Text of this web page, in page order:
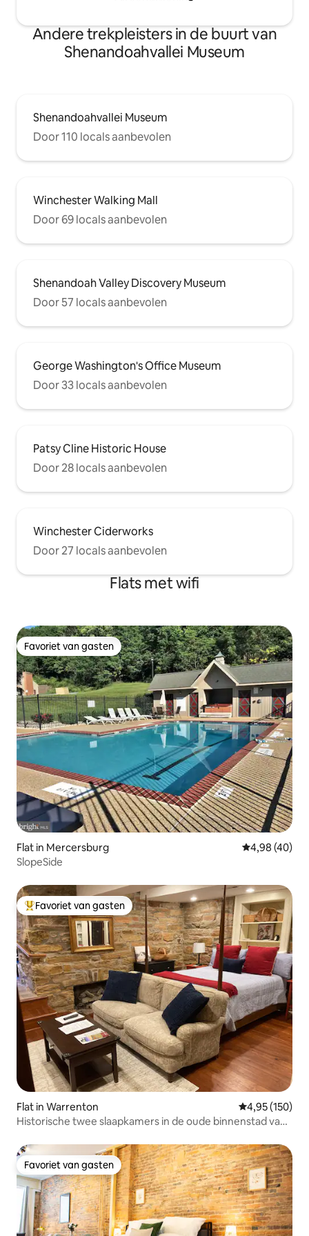
Andere trekpleisters in de buurt van
Shenandoahvallei Museum
Shenandoahvallei Museum
Door 110 locals aanbevolen
Winchester Walking Mall
Door 69 locals aanbevolen
Shenandoah Valley Discovery Museum
Door 57 locals aanbevolen
George Washington's Office Museum
Door 33 locals aanbevolen
Patsy Cline Historic House
Door 28 locals aanbevolen
Winchester Ciderworks
Door 27 locals aanbevolen
Flats met wifi
Favoriet van gasten
Favoriet van gasten
Flat in Mercersburg Gemiddelde
4,98 (40)
SlopeSide
Topfavoriet van gasten
Favoriet van gasten
Flat in Warrenton Gemiddelde
4,95 (150)
Historische twee slaapkamers in de oude binnenstad van
Favoriet van gasten
Favoriet van gasten